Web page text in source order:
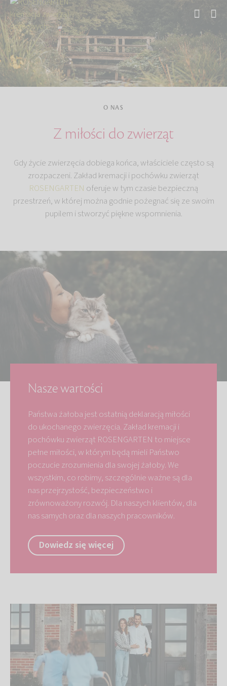
Strona główna
O NAS
Z miłości do zwierząt
Gdy życie zwierzęcia dobiega końca, właściciele często są
zrozpaczeni. Zakład kremacji i pochówku zwierząt
ROSENGARTEN oferuje w tym czasie bezpieczną
przestrzeń, w której można godnie pożegnać się ze swoim
pupilem i stworzyć piękne wspomnienia.
Nasze wartości
Państwa żałoba jest ostatnią deklaracją miłości
do ukochanego zwierzęcia. Zakład kremacji i
pochówku zwierząt ROSENGARTEN to miejsce
pełne miłości, w którym będą mieli Państwo
poczucie zrozumienia dla swojej żałoby. We
wszystkim, co robimy, szczególnie ważne są dla
nas przejrzystość, bezpieczeństwo i
zrównoważony rozwój. Dla naszych klientów, dla
nas samych oraz dla naszych pracowników.
Dowiedz się więcej